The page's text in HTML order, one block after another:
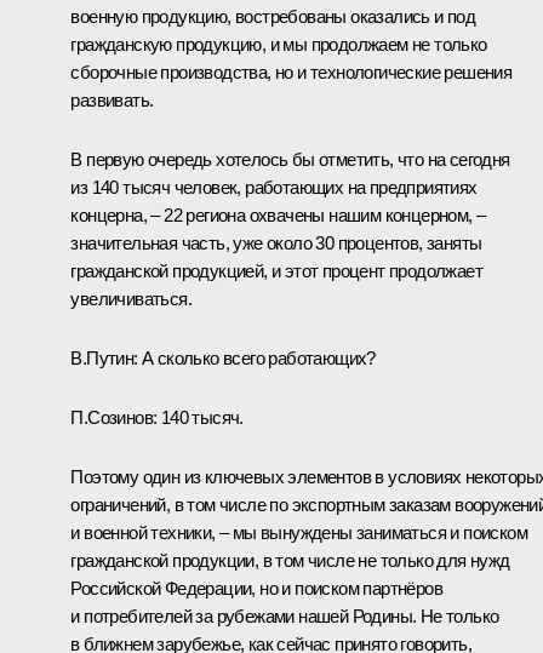
военную продукцию, востребованы оказались и под
гражданскую продукцию, и мы продолжаем не только
сборочные производства, но и технологические решения
развивать.
В первую очередь хотелось бы отметить, что на сегодня
из 140 тысяч человек, работающих на предприятиях
концерна, – 22 региона охвачены нашим концерном, –
значительная часть, уже около 30 процентов, заняты
гражданской продукцией, и этот процент продолжает
увеличиваться.
В.Путин: А сколько всего работающих?
П.Созинов: 140 тысяч.
Поэтому один из ключевых элементов в условиях
ограничений, в том числе по экспортным заказам
и военной техники, – мы вынуждены заниматься и поиском
гражданской продукции, в том числе не только для нужд
Российской Федерации, но и поиском партнёров
и потребителей за рубежами нашей Родины. Не только
в ближнем зарубежье, как сейчас принято говорить,